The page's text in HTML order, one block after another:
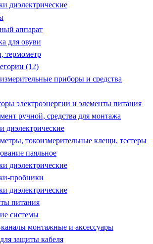
диэлектрические
аппарат
для овуви
термометр
(12)
приборы и средства
электроэнергии и элементы питания
ручной, средства для монтажа
диэлектрические
токоизмерительные клещи, тестеры
паяльное
диэлектрические
пробники
диэлектрические
питания
системы
монтажные и аксессуары
защиты кабеля